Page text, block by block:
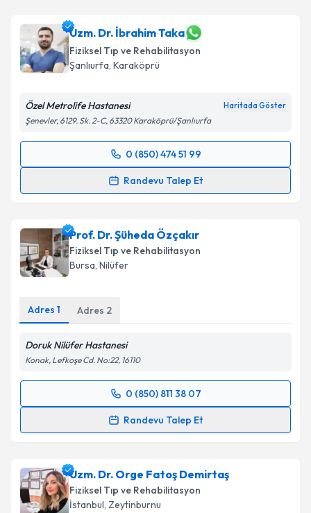
takvim hazırlandığında e-posta ile bilgilendireceğiz.
E-posta Adresiniz
Kişisel verilerimin işlenmesine ilişkin
Metni'ni okudum ve kişisel verilerimin belirtilen
kapsamda işlenmesini kabul ediyorum.
Takvim Talebini Gönder
Uzm. Dr. İbrahim Taka
Fiziksel Tıp ve Rehabilitasyon
Şanlıurfa, Karaköprü
Özel Metrolife Hastanesi Haritada Göster
Şenevler, 6129. Sk. 2-C, 63320 Karaköprü/Şanlıurfa
0 (850) 474 51 99
Randevu Talep Et
Randevu Takvimi Talebi
takvim hazırlandığında e-posta ile bilgilendireceğiz.
E-posta Adresiniz
Metni'ni okudum ve kişisel verilerimin belirtilen
kapsamda işlenmesini kabul ediyorum.
Takvim Talebini Gönder
Prof. Dr. Şüheda Özçakır
Fiziksel Tıp ve Rehabilitasyon
Bursa, Nilüfer
Adres 1 Adres 2
Doruk Nilüfer Hastanesi
Konak, Lefkoşe Cd. No:22, 16110
0 (850) 811 38 07
Randevu Talep Et
Randevu Takvimi Talebi
takvim hazırlandığında e-posta ile bilgilendireceğiz.
E-posta Adresiniz
Uzm. Dr. Orge Fatoş Demirtaş
Fiziksel Tıp ve Rehabilitasyon
İstanbul, Zeytinburnu